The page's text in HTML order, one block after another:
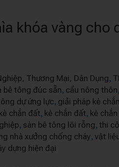
khóa vàng cho
Thương Mại, Dân Dụng,
bê tông đúc sẵn, cầu nông thôn,
dự ứng lực, giải pháp kè
chắn đất, kè chắn đất, kè
, sàn bê tông lõi rỗng, thi
nhà xưởng chống cháy, vật
dựng hiện đại